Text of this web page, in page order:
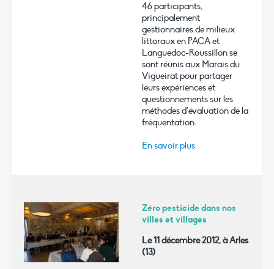
46 participants,
principalement
gestionnaires de milieux
littoraux en PACA et
Languedoc-Roussillon se
sont réunis aux Marais du
Vigueirat pour partager
leurs expériences et
questionnements sur les
méthodes d’évaluation de la
fréquentation.
En savoir plus
Zéro pesticide dans nos
villes et villages
Le 11 décembre 2012, à Arles
(13)